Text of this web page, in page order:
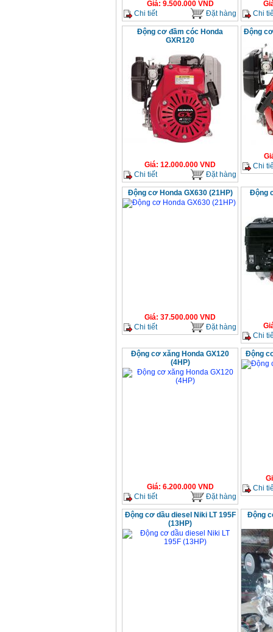
Giá: 9.500.000VND
Chi tiết
Đặt hàng
Chi
Động cơ đầm cóc Honda
GXR120
Giá: 12.000.000 VND
Chi tiết
Đặt hàng
Động
Chi
Động cơ Honda GX630 (21HP)
Giá: 37.500.000 VND
Chi tiết
Đặt hàng
Động
Chi
Động cơ xăng Honda GX120
(4HP)
Giá: 6.200.000VND
Chi tiết
Đặt hàng
Động
Chi
Động cơ dầu diesel Niki LT 195F
(13HP)
Động